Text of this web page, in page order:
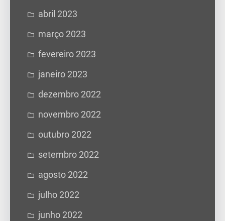
abril 2023
março 2023
fevereiro 2023
janeiro 2023
dezembro 2022
novembro 2022
outubro 2022
setembro 2022
agosto 2022
julho 2022
junho 2022